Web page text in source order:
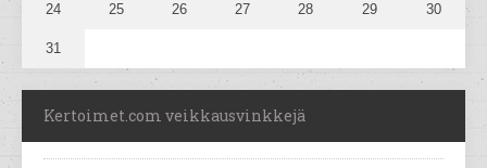
24 25 26 27 28 29 30
31
Kertoimet.com veikkausvinkkejä